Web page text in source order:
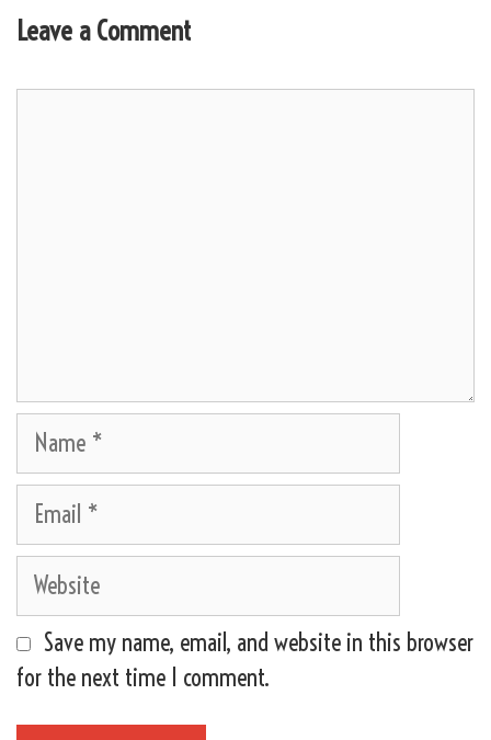
Leave a Comment
Name
Email
Website
Save my name, email, and website in this browser
for the next time I comment.